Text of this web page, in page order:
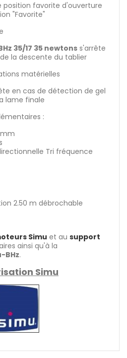
position favorite d'ouverture
"Favorite"
35/17 35 newtons s'arrête
la descente du tablier
matérielles
en cas de détection de gel
lame finale
:
Tri fréquence
2.50 m débrochable
Simu et au support
ainsi qu'à la
BHz.
Simu